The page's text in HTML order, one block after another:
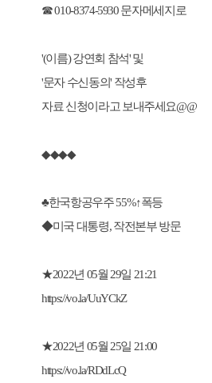
☎ 010-8374-5930 문자메세지로
'(이름) 강연회 참석' 및
'문자 수신동의' 작성후
자료 신청이라고 보내주세요@@
◆◆◆◆
♣한국항공우주 55%↑폭등
◆미국 대통령, 작전본부 방문
★2022년 05월 29일 21:21
https://vo.la/UuYCkZ
★2022년 05월 25일 21:00
https://vo.la/RDdLcQ